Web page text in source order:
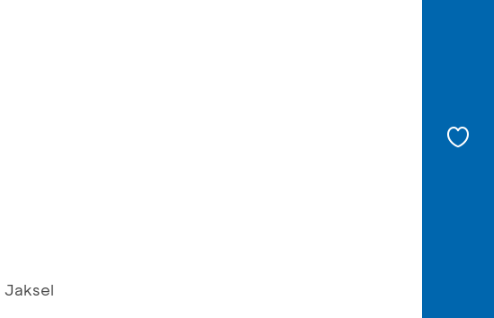
Jaksel